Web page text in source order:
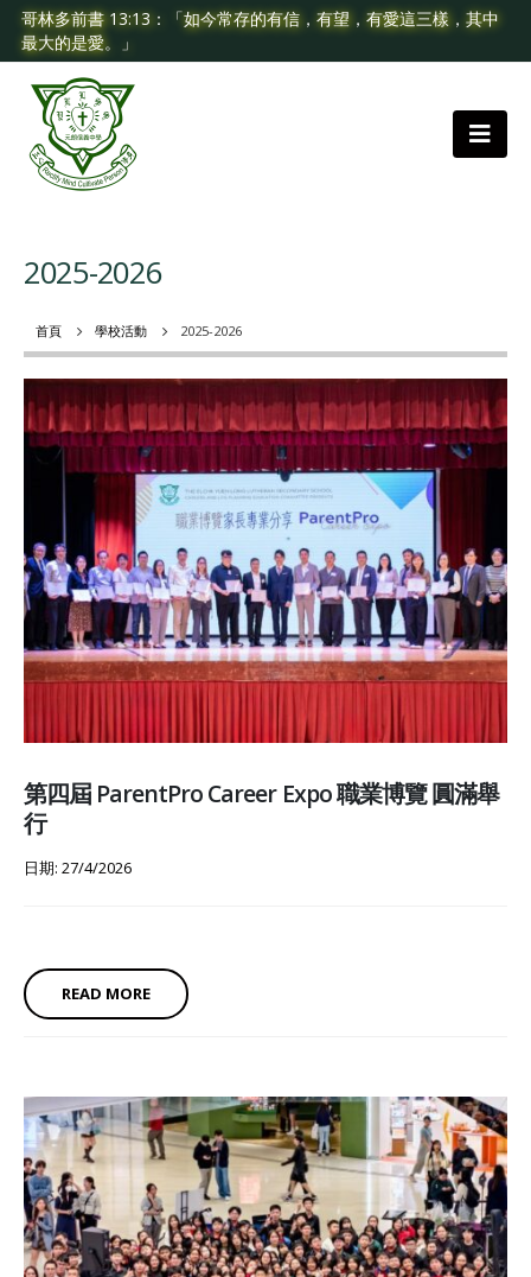
哥林多前書 13:13：「如今常存的有信，有望，有愛這三樣，其中
最大的是愛。」
首頁 學校活動 2025-2026
2025-2026
第四屆 ParentPro Career Expo 職業博覽 圓滿舉
行
日期: 27/4/2026
READ MORE